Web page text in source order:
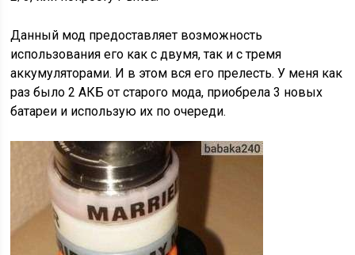
Данный мод предоставляет возможность
использования его как с двумя, так и с тремя
аккумуляторами. И в этом вся его прелесть. У меня как
раз было 2 АКБ от старого мода, приобрела 3 новых
батареи и использую их по очереди.